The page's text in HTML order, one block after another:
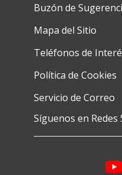
Buzón de
Mapa del Sitio
Teléfonos de
Política de Cookies
Servicio de Correo
Síguenos en Redes